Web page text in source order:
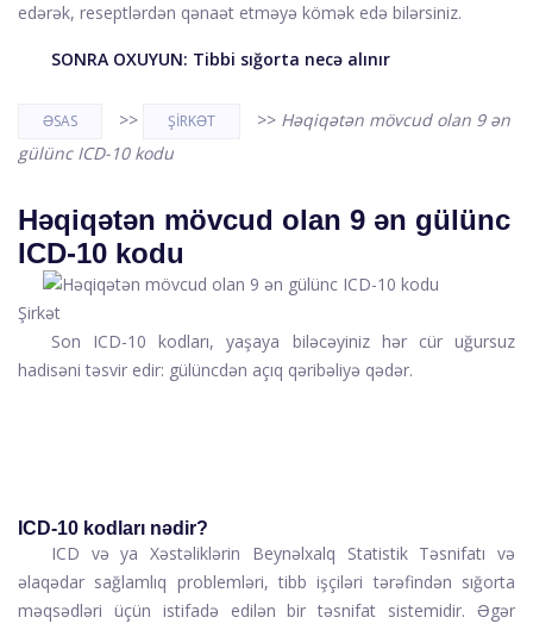
edərək, reseptlərdən qənaət etməyə kömək edə bilərsiniz.
SONRA OXUYUN: Tibbi sığorta necə alınır
ƏSAS >> ŞIRKƏT >> Həqiqətən mövcud olan 9 ən
gülünc ICD-10 kodu
Həqiqətən mövcud olan 9 ən gülünc
ICD-10 kodu
Şirkət
Son ICD-10 kodları, yaşaya biləcəyiniz hər cür uğursuz
hadisəni təsvir edir: gülüncdən açıq qəribəliyə qədər.
ICD-10 kodları nədir?
ICD və ya Xəstəliklərin Beynəlxalq Statistik Təsnifatı və
əlaqədar sağlamlıq problemləri, tibb işçiləri tərəfindən sığorta
məqsədləri üçün istifadə edilən bir təsnifat sistemidir. Əgər